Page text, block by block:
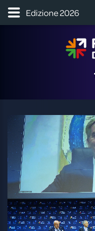
Edizione 2026